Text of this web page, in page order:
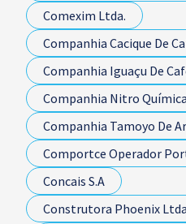
Comexim Ltda.
Companhia Cacique De
Companhia Iguaçu De
Companhia Nitro
Companhia Tamoyo De
Comportce Operador
Concais S.A
Construtora Phoenix Ltda